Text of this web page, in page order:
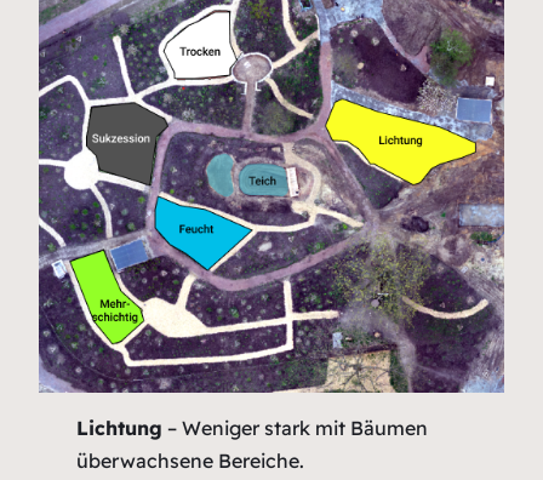
Lichtung – Weniger stark mit Bäumen
überwachsene Bereiche.